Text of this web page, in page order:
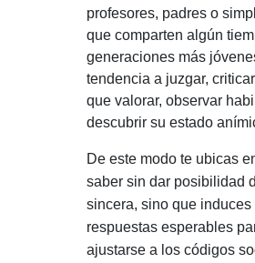
profesores, padres o
que comparten algún
generaciones más
tendencia a juzgar,
que valorar, observar
descubrir su estado
De este modo te ubicas
saber sin dar posibilidad
sincera, sino que induces
respuestas esperables
ajustarse a los códigos